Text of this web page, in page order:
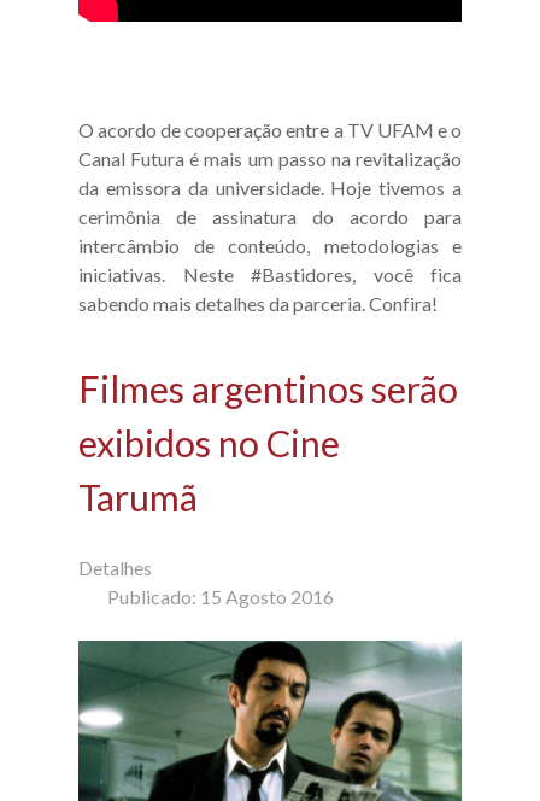
O acordo de cooperação entre a TV UFAM e o
Canal Futura é mais um passo na revitalização
da emissora da universidade. Hoje tivemos a
cerimônia de assinatura do acordo para
intercâmbio de conteúdo, metodologias e
iniciativas. Neste #Bastidores, você fica
sabendo mais detalhes da parceria. Confira!
Filmes argentinos serão
exibidos no Cine
Tarumã
Detalhes
Publicado: 15 Agosto 2016